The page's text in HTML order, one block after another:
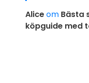
Aliceom Bästa
köpguide med